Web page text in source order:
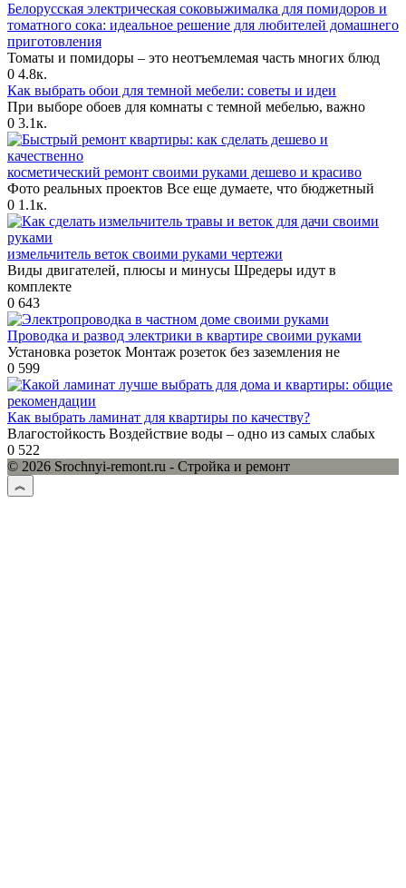
Белорусская электрическая соковыжималка для помидоров и
томатного сока: идеальное решение для любителей домашнего
приготовления
Томаты и помидоры – это неотъемлемая часть многих блюд
0 4.8к.
Как выбрать обои для темной мебели: советы и идеи
При выборе обоев для комнаты с темной мебелью, важно
0 3.1к.
косметический ремонт своими руками дешево и красиво
Фото реальных проектов Все еще думаете, что бюджетный
0 1.1к.
измельчитель веток своими руками чертежи
Виды двигателей, плюсы и минусы Шредеры идут в
комплекте
0 643
Проводка и развод электрики в квартире своими руками
Установка розеток Монтаж розеток без заземления не
0 599
Как выбрать ламинат для квартиры по качеству?
Влагостойкость Воздействие воды – одно из самых слабых
0 522
© 2026 Srochnyi-remont.ru - Стройка и ремонт